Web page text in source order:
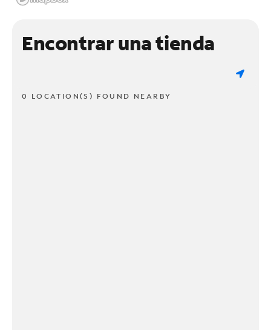
Encontrar una tienda
0 LOCATION(S) FOUND NEARBY